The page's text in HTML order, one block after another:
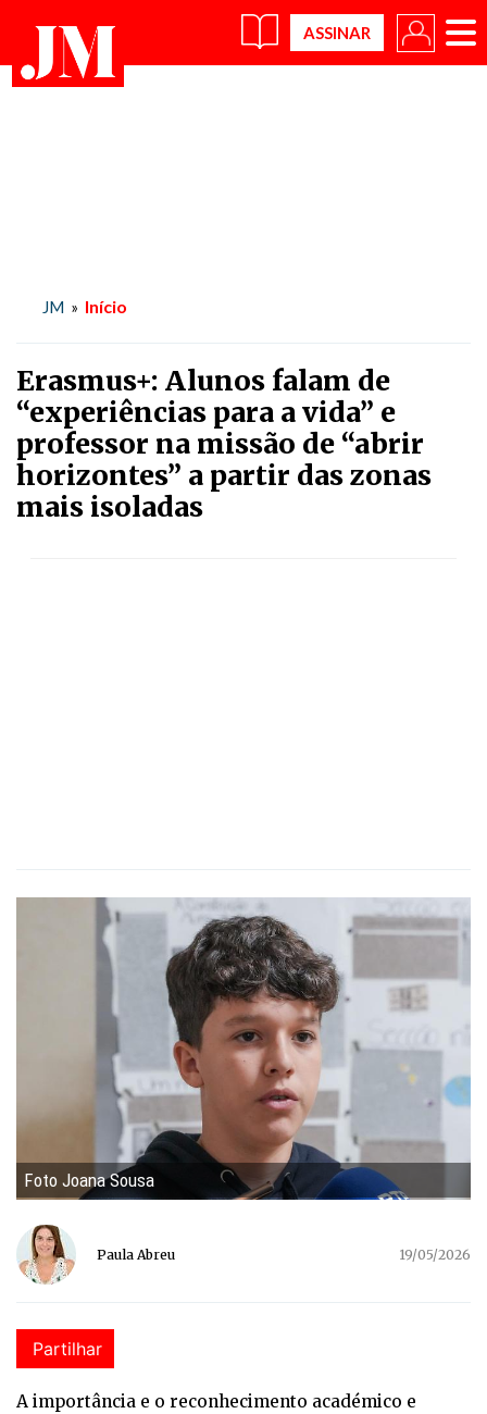
×
JM » Início
Erasmus+: Alunos falam de
“experiências para a vida” e
professor na missão de “abrir
horizontes” a partir das zonas
mais isoladas
Foto Joana Sousa
Paula Abreu 19/05/2026
Partilhar
A importância e o reconhecimento académico e